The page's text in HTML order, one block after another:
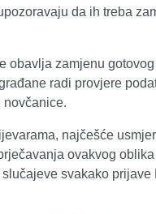
da ih treba
obavlja zamjenu
radi provjere
novčanice.
najčešće
ovakvog
svakako prijave